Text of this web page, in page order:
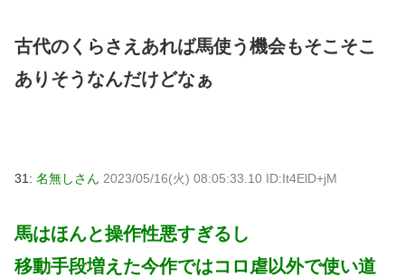
古代のくらさえあれば馬使う機会もそこそこ
ありそうなんだけどなぁ
31: 名無しさん 2023/05/16(火) 08:05:33.10 ID:It4ElD+jM
馬はほんと操作性悪すぎるし
移動手段増えた今作ではコロ虐以外で使い道